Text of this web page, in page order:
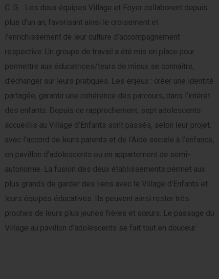
C. G. : Les deux équipes Village et Foyer collaborent depuis
plus d’un an, favorisant ainsi le croisement et
l’enrichissement de leur culture d’accompagnement
respective. Un groupe de travail a été mis en place pour
permettre aux éducatrices/teurs de mieux se connaître,
d’échanger sur leurs pratiques. Les enjeux : créer une identité
partagée, garantir une cohérence des parcours, dans l’intérêt
des enfants. Depuis ce rapprochement, sept adolescents
accueillis au Village d’Enfants sont passés, selon leur projet,
avec l’accord de leurs parents et de l’Aide sociale à l’enfance,
en pavillon d’adolescents ou en appartement de semi-
autonomie. La fusion des deux établissements permet aux
plus grands de garder des liens avec le Village d’Enfants et
leurs équipes éducatives. Ils peuvent ainsi rester très
proches de leurs plus jeunes frères et sœurs. Le passage du
Village au pavillon d’adolescents se fait tout en douceur.